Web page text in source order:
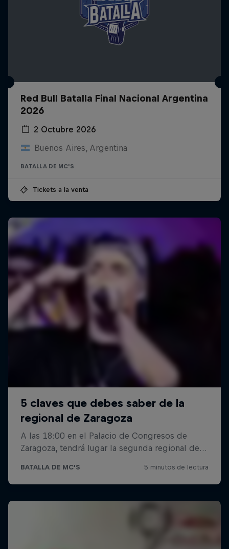
Red Bull Batalla Final Nacional Argentina
2026
2 Octubre 2026
Buenos Aires, Argentina
BATALLA DE MC'S
Tickets a la venta